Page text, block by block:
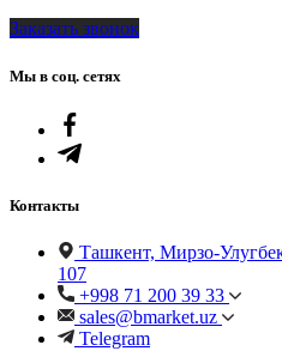
Заказать звонок
Мы в соц. сетях
Контакты
Ташкент, Мирзо-
107
+998 71 200 39 33
sales@bmarket.uz
Telegram